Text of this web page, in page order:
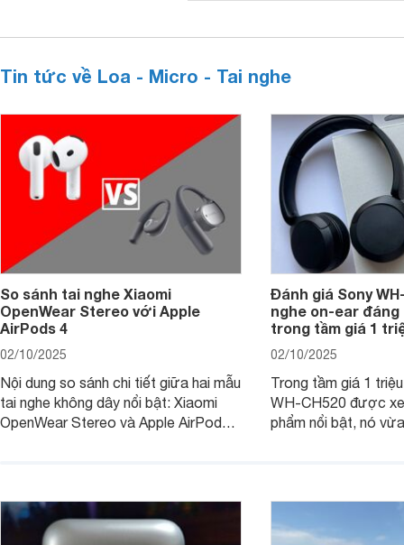
Tin tức về Loa - Micro - Tai nghe
So sánh tai nghe Xiaomi
OpenWear Stereo với Apple
AirPods 4
02/10/2025
Nội dung so sánh chi tiết giữa hai mẫu
tai nghe không dây nổi bật: Xiaomi
OpenWear Stereo và Apple AirPods 4
phẩm chất lượng cao, nhưng hướng
tới đối tượng khách hàng khác nhau.
Đánh giá Sony
nghe on-ear đáng
trong tầm giá 1
02/10/2025
Trong tầm giá 1
WH-CH520 được
phẩm nổi bật, nó